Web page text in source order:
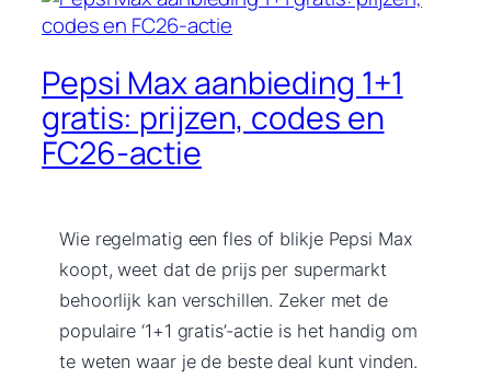
Pepsi Max aanbieding 1+1
gratis: prijzen, codes en
FC26-actie
Wie regelmatig een fles of blikje Pepsi Max
koopt, weet dat de prijs per supermarkt
behoorlijk kan verschillen. Zeker met de
populaire ‘1+1 gratis’-actie is het handig om
te weten waar je de beste deal kunt vinden.